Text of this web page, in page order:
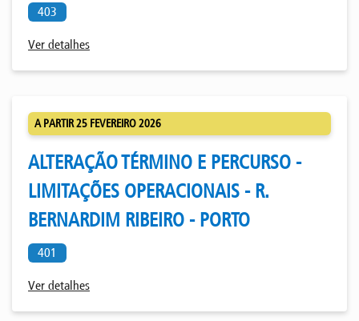
403
Ver detalhes
A PARTIR 25 FEVEREIRO 2026
ALTERAÇÃO TÉRMINO E PERCURSO -
LIMITAÇÕES OPERACIONAIS - R.
BERNARDIM RIBEIRO - PORTO
401
Ver detalhes